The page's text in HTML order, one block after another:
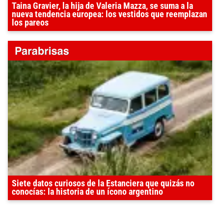
Taina Gravier, la hija de Valeria Mazza, se suma a la
nueva tendencia europea: los vestidos que reemplazan
los pareos
Siete datos curiosos de la Estanciera que quizás no
conocías: la historia de un ícono argentino